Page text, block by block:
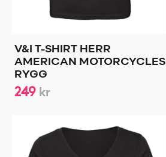
V&I T-SHIRT HERR
AMERICAN MOTORCYCLES
RYGG
249 kr